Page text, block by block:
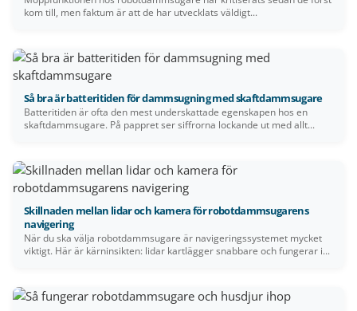
kom till, men faktum är att de har utvecklats väldigt...
Så bra är batteritiden för dammsugning med skaftdammsugare
Batteritiden är ofta den mest underskattade egenskapen hos en
skaftdammsugare. På pappret ser siffrorna lockande ut med allt...
Skillnaden mellan lidar och kamera för robotdammsugarens
navigering
När du ska välja robotdammsugare är navigeringssystemet mycket
viktigt. Här är kärninsikten: lidar kartlägger snabbare och fungerar i...